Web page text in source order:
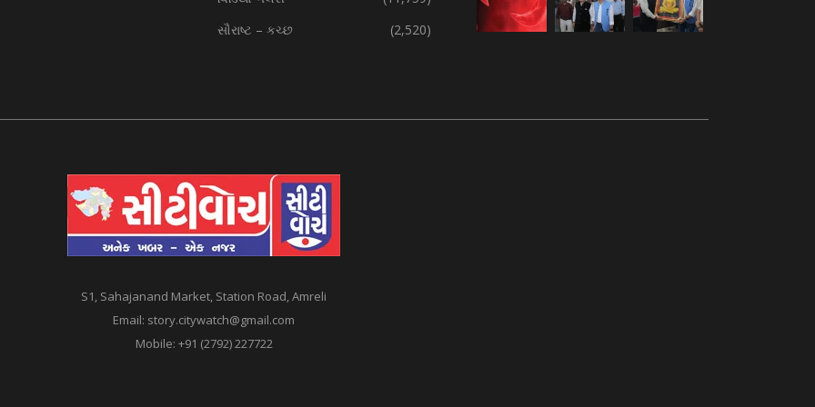
સૌરાષ્ટ – કચ્છ
(2,520)
S1, Sahajanand Market, Station Road, Amreli
Email: story.citywatch@gmail.com
Mobile: +91 (2792) 227722